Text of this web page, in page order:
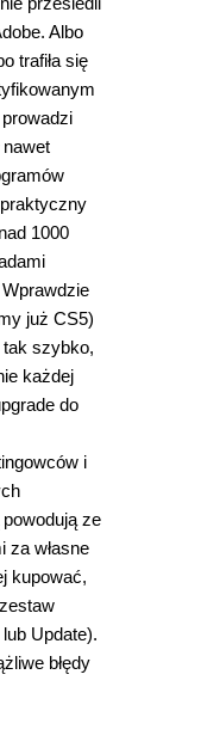
Albo
trafiła się
nawet
1000
już CS5)
szybko,
każdej
do
i
ze
za własne
kupować,
Update).
błędy